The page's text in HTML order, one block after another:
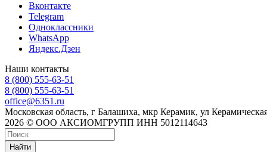
Вконтакте
Telegram
Одноклассники
WhatsApp
Яндекс.Дзен
Наши контакты
8 (800) 555-63-51
8 (800) 555-63-51
office@6351.ru
Московская область, г Балашиха, мкр Керамик, ул
2026 © ООО АКСИОМГРУПП ИНН 5012114643
Найти